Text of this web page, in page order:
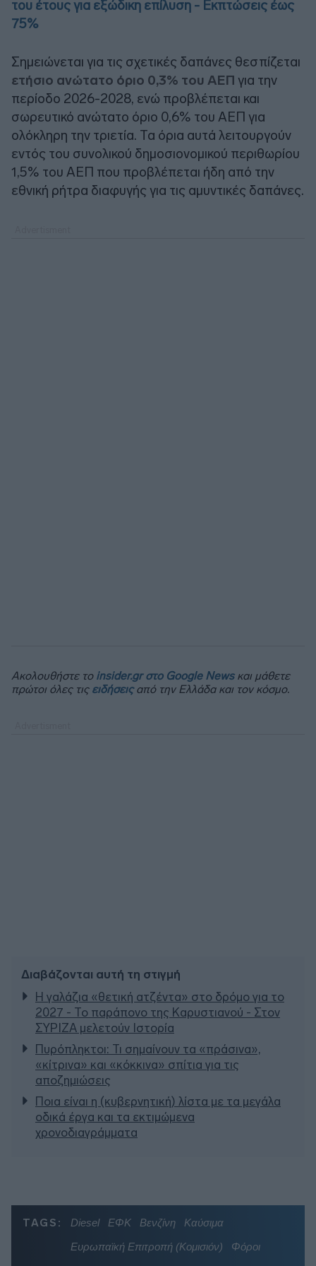
του έτους για εξώδικη επίλυση - Εκπτώσεις έως
75%
Σημειώνεται για τις σχετικές δαπάνες θεσπίζεται
ετήσιο ανώτατο όριο 0,3% του ΑΕΠ για την
περίοδο 2026-2028, ενώ προβλέπεται και
σωρευτικό ανώτατο όριο 0,6% του ΑΕΠ για
ολόκληρη την τριετία. Τα όρια αυτά λειτουργούν
εντός του συνολικού δημοσιονομικού περιθωρίου
1,5% του ΑΕΠ που προβλέπεται ήδη από την
εθνική ρήτρα διαφυγής για τις αμυντικές δαπάνες.
Ακολουθήστε το insider.gr στο Google Newsκαι μάθετε
πρώτοι όλες τις ειδήσειςαπό την Ελλάδα και τον κόσμο.
Διαβάζονται αυτή τη στιγμή
Η γαλάζια «θετική ατζέντα» στο δρόμο για το
2027 - Το παράπονο της Καρυστιανού - Στον
ΣΥΡΙΖΑ μελετούν Ιστορία
Πυρόπληκτοι: Τι σημαίνουν τα «πράσινα»,
«κίτρινα» και «κόκκινα» σπίτια για τις
αποζημιώσεις
Ποια είναι η (κυβερνητική) λίστα με τα μεγάλα
οδικά έργα και τα εκτιμώμενα
χρονοδιαγράμματα
TAGS: Diesel ΕΦΚ Βενζίνη
Καύσιμα
Ευρωπαϊκή Επιτροπή (Κομισιόν)
Φόροι